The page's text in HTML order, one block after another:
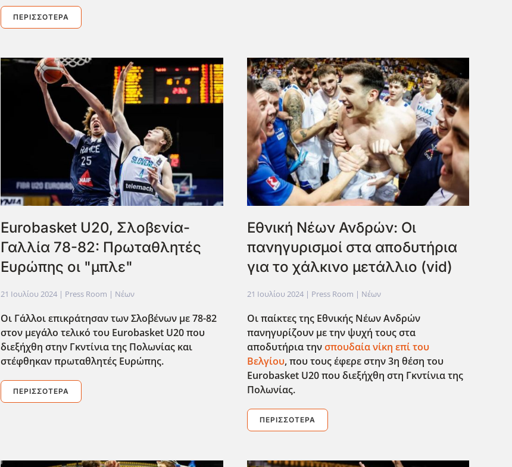
ΠΕΡΙΣΣΌΤΕΡΑ
Eurobasket U20, Σλοβενία-
Γαλλία 78-82: Πρωταθλητές
Ευρώπης οι "μπλε"
21 Ιουλίου 2024 | Press Room | Νέων
Οι Γάλλοι επικράτησαν των Σλοβένων με 78-82
στον μεγάλο τελικό του Eurobasket U20 που
διεξήχθη στην Γκντίνια της Πολωνίας και
στέφθηκαν πρωταθλητές Ευρώπης.
ΠΕΡΙΣΣΌΤΕΡΑ
Εθνική Νέων Ανδρών: Οι
πανηγυρισμοί στα αποδυτήρια
για το χάλκινο μετάλλιο (vid)
21 Ιουλίου 2024| Press Room | Νέων
Οι παίκτες της Εθνικής Νέων Ανδρών
πανηγυρίζουν με την ψυχή τους στα
αποδυτήρια τηνσπουδαία νίκη επί του
Βελγίου, που τους έφερε στην 3η θέση του
Eurobasket U20 που διεξήχθη στη Γκντίνια της
Πολωνίας.
ΠΕΡΙΣΣΌΤΕΡΑ